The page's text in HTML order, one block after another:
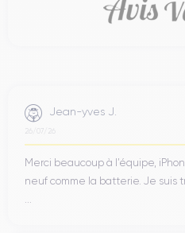
Jean-yves J.
26/07/26
Merci beaucoup à l’équipe,
neuf comme la batterie. Je suis